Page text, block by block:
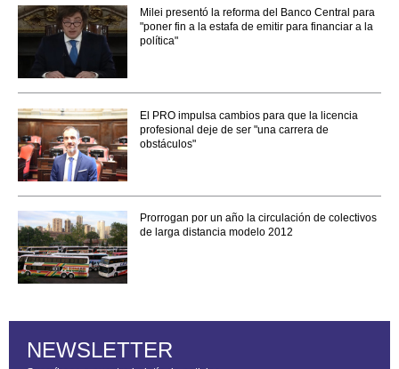
Milei presentó la reforma del Banco Central para
"poner fin a la estafa de emitir para financiar a la
política"
El PRO impulsa cambios para que la licencia
profesional deje de ser "una carrera de
obstáculos"
Prorrogan por un año la circulación de colectivos
de larga distancia modelo 2012
NEWSLETTER